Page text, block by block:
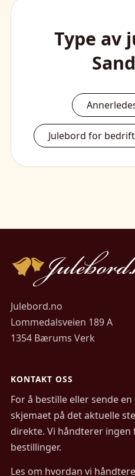
Type av
Julebord for
Julebord.no
Lommedalsveien 189 A
1354 Bærums Verk
KONTAKT OSS
For å bestille eller sende
skjemaet på det aktuelle
direkte. Vi håndterer
bestillinger.
Les om hvordan vi